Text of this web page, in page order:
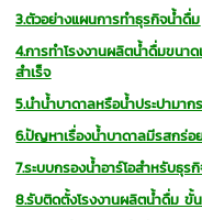
3.ตัวอย่างแผนการทำธุรกิจน้ำดื่ม
4.การทำโรงงานผลิตน้ำดื่มขนา
สำเร็จ
5.นำน้ำบาดาลหรือน้ำประปามา
6.ปัญหาเรื่องน้ำบาดาลมีรสกร่อ
7.ระบบกรองน้ำอาร์โอสำหรับธุ
8.รับติดตั้งโรงงานผลิตน้ำดื่ม ขั้